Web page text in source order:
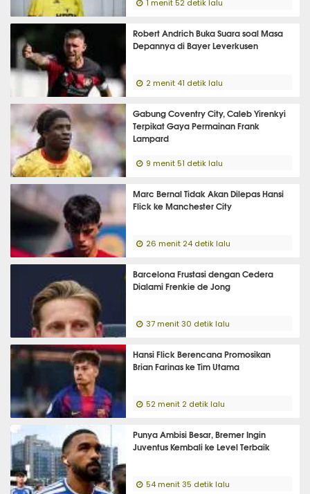
1 menit 52 detik lalu
Robert Andrich Buka Suara soal Masa
Depannya di Bayer Leverkusen
2 menit 41 detik lalu
Gabung Coventry City, Caleb Yirenkyi
Terpikat Gaya Permainan Frank
Lampard
9 menit 51 detik lalu
Marc Bernal Tidak Akan Dilepas Hansi
Flick ke Manchester City
26 menit 24 detik lalu
Barcelona Frustasi dengan Cedera
Dialami Frenkie de Jong
37 menit 30 detik lalu
Hansi Flick Berencana Promosikan
Brian Farinas ke Tim Utama
52 menit 2 detik lalu
Punya Ambisi Besar, Bremer Ingin
Juventus Kembali ke Level Terbaik
54 menit 35 detik lalu